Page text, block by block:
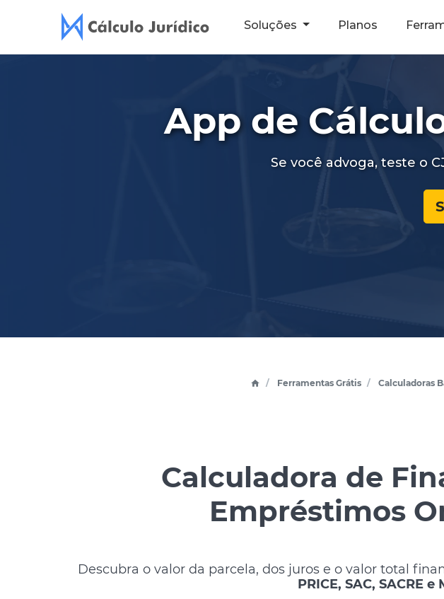
Soluções Planos
App de
Se você advoga, teste o
Ferramentas Grátis Calculadoras
Calculadora de
Empréstimos
Descubra o valor da parcela, dos juros e o valor total
PRICE, SAC, SACRE e